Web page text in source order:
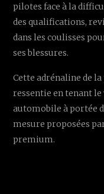
pilotes face à la
des qualifications,
dans les coulisses
ses blessures.
Cette adrénaline de
ressentie en tenant le
automobile à portée
mesure proposées
premium.